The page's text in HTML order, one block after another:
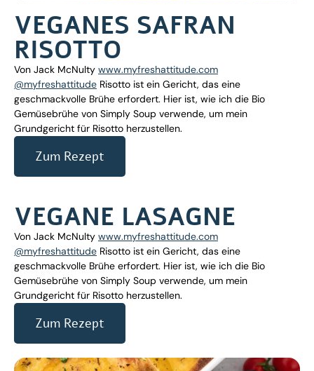
VEGANES SAFRAN
RISOTTO
Von Jack McNulty www.myfreshattitude.com
@myfreshattitude Risotto ist ein Gericht, das eine
geschmackvolle Brühe erfordert. Hier ist, wie ich die Bio
Gemüsebrühe von Simply Soup verwende, um mein
Grundgericht für Risotto herzustellen.
Zum Rezept
VEGANE LASAGNE
Von Jack McNulty www.myfreshattitude.com
@myfreshattitude Risotto ist ein Gericht, das eine
geschmackvolle Brühe erfordert. Hier ist, wie ich die Bio
Gemüsebrühe von Simply Soup verwende, um mein
Grundgericht für Risotto herzustellen.
Zum Rezept